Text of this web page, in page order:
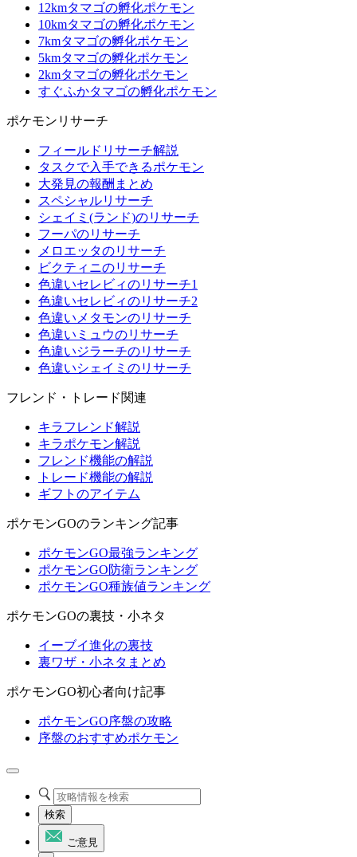
12kmタマゴの孵化ポケモン
10kmタマゴの孵化ポケモン
7kmタマゴの孵化ポケモン
5kmタマゴの孵化ポケモン
2kmタマゴの孵化ポケモン
すぐふかタマゴの孵化ポケモン
ポケモンリサーチ
フィールドリサーチ解説
タスクで入手できるポケモン
大発見の報酬まとめ
スペシャルリサーチ
シェイミ(ランド)のリサーチ
フーパのリサーチ
メロエッタのリサーチ
ビクティニのリサーチ
色違いセレビィのリサーチ1
色違いセレビィのリサーチ2
色違いメタモンのリサーチ
色違いミュウのリサーチ
色違いジラーチのリサーチ
色違いシェイミのリサーチ
フレンド・トレード関連
キラフレンド解説
キラポケモン解説
フレンド機能の解説
トレード機能の解説
ギフトのアイテム
ポケモンGOのランキング記事
ポケモンGO最強ランキング
ポケモンGO防衛ランキング
ポケモンGO種族値ランキング
ポケモンGOの裏技・小ネタ
イーブイ進化の裏技
裏ワザ・小ネタまとめ
ポケモンGO初心者向け記事
ポケモンGO序盤の攻略
序盤のおすすめポケモン
検索
ご意見